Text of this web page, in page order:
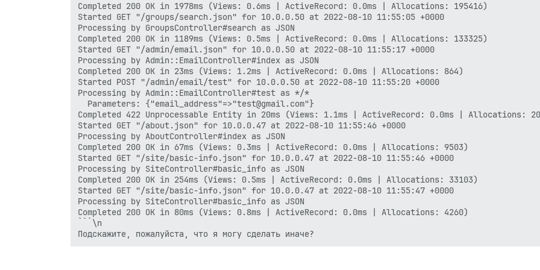
Completed 200 OK in 1978ms (Views: 0.6ms | ActiveRecord: 0.0ms | Allocations: 195416)
Started GET "/groups/search.json" for 10.0.0.50 at 2022-08-10 11:55:05 +0000
Processing by GroupsController#search as JSON
Completed 200 OK in 1189ms (Views: 0.5ms | ActiveRecord: 0.0ms | Allocations: 133325)
Started GET "/admin/email.json" for 10.0.0.50 at 2022-08-10 11:55:17 +0000
Processing by Admin::EmailController#index as JSON
Completed 200 OK in 23ms (Views: 1.2ms | ActiveRecord: 0.0ms | Allocations: 864)
Started POST "/admin/email/test" for 10.0.0.50 at 2022-08-10 11:55:20 +0000
Processing by Admin::EmailController#test as */*
  Parameters: {"email_address"=>"test@gmail.com"}
Completed 422 Unprocessable Entity in 20ms (Views: 1.1ms | ActiveRecord: 0.0ms | Allocations:
Started GET "/about.json" for 10.0.0.47 at 2022-08-10 11:55:46 +0000
Processing by AboutController#index as JSON
Completed 200 OK in 67ms (Views: 0.3ms | ActiveRecord: 0.0ms | Allocations: 9503)
Started GET "/site/basic-info.json" for 10.0.0.47 at 2022-08-10 11:55:46 +0000
Processing by SiteController#basic_info as JSON
Completed 200 OK in 254ms (Views: 0.5ms | ActiveRecord: 0.0ms | Allocations: 33103)
Started GET "/site/basic-info.json" for 10.0.0.47 at 2022-08-10 11:55:47 +0000
Processing by SiteController#basic_info as JSON
Completed 200 OK in 80ms (Views: 0.8ms | ActiveRecord: 0.0ms | Allocations: 4260)
```\n
Подскажите, пожалуйста, что я могу сделать иначе?